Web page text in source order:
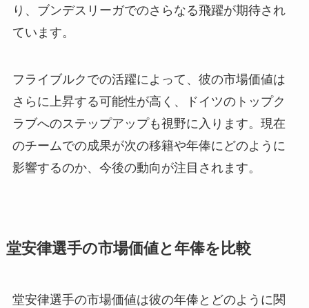
り、ブンデスリーガでのさらなる飛躍が期待され
ています。
フライブルクでの活躍によって、彼の市場価値は
さらに上昇する可能性が高く、ドイツのトップク
ラブへのステップアップも視野に入ります。現在
のチームでの成果が次の移籍や年俸にどのように
影響するのか、今後の動向が注目されます。
堂安律選手の市場価値と年俸を比較
堂安律選手の市場価値は彼の年俸とどのように関